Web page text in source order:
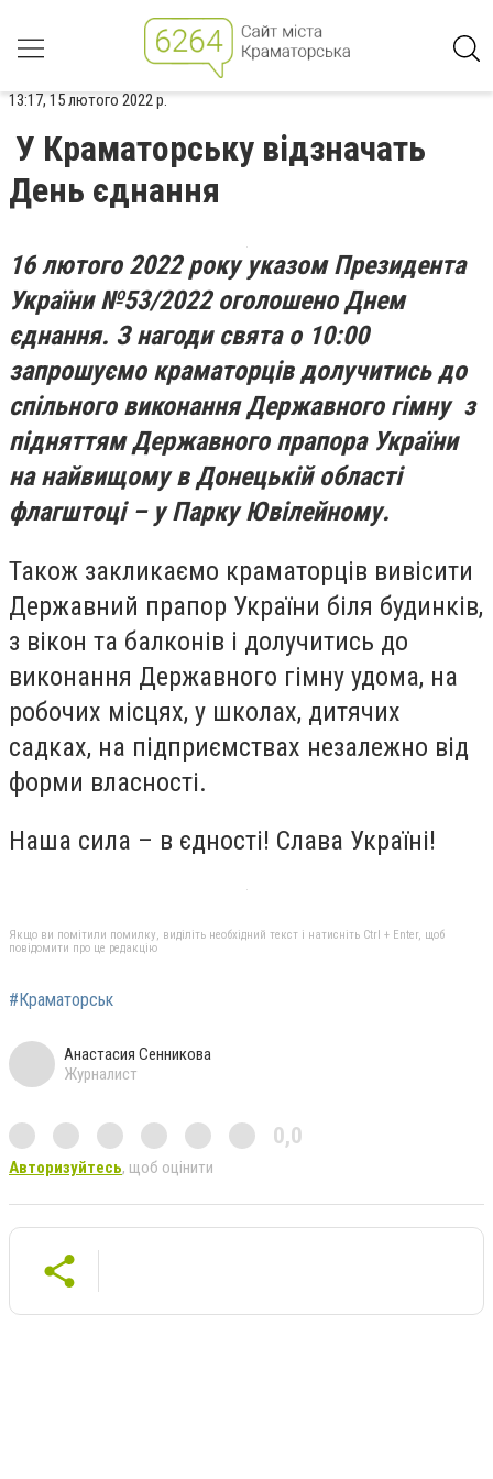
13:17, 15 лютого 2022 р.
У Краматорську відзначать
День єднання
16 лютого 2022 року указом Президента
України №53/2022 оголошено Днем
єднання. З нагоди свята о 10:00
запрошуємо краматорців долучитись до
спільного виконання Державного гімну з
підняттям Державного прапора України
на найвищому в Донецькій області
флагштоці – у Парку Ювілейному.
Також закликаємо краматорців вивісити
Державний прапор України біля будинків,
з вікон та балконів і долучитись до
виконання Державного гімну удома, на
робочих місцях, у школах, дитячих
садках, на підприємствах незалежно від
форми власності.
Наша сила – в єдності! Слава Україні!
Якщо ви помітили помилку, виділіть необхідний текст і натисніть Ctrl + Enter, щоб
повідомити про це редакцію
#Краматорськ
Анастасия Сенникова
Журналист
0,0
Авторизуйтесь, щоб оцінити